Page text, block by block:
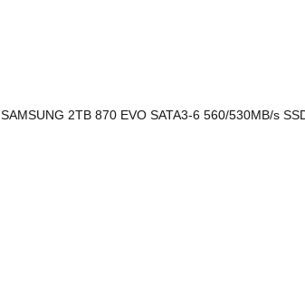
SAMSUNG 2TB 870 EVO SATA3-6 560/530MB/s